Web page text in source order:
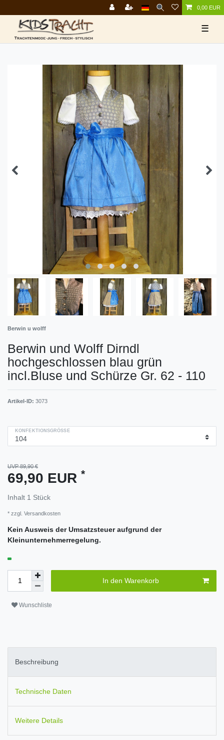
0,00 EUR
☰
Berwin u wolff
Berwin und Wolff Dirndl
hochgeschlossen blau grün
incl.Bluse und Schürze Gr. 62 - 110
Artikel-ID: 3073
KONFEKTIONSGRÖSSE
UVP 89,90 €
69,90 EUR *
Inhalt 1 Stück
* zzgl. Versandkosten
Kein Ausweis der Umsatzsteuer aufgrund der
Kleinunternehmerregelung.
In den Warenkorb
Wunschliste
Beschreibung
Technische Daten
Weitere Details